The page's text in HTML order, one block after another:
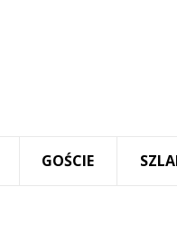
GOŚCIE